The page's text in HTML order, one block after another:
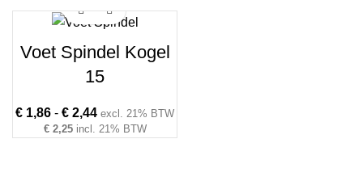
Voet Spindel Kogel
15
€ 1,86 - € 2,44Prijsklasse:
€ 1,86
excl. 21% BTW
€2,25incl. 21% BTW